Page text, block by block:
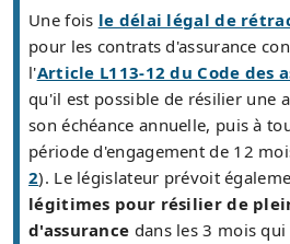
Une fois le délai légal de
pour les contrats d'assurance
l'Article L113-12 du Code des
qu'il est possible de résilier une
son échéance annuelle, puis à
période d'engagement de 12
2). Le législateur prévoit
légitimes pour résilier de
d'assurance dans les 3 mois